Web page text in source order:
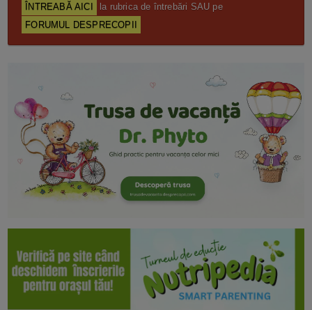
ÎNTREABĂ AICI
la rubrica de întrebări SAU pe
FORUMUL DESPRECOPII